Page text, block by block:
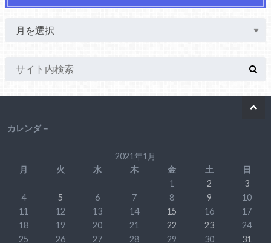
カレンダ－
2021年1月
月
火 水 木 金 土
日
1
2
3
4
5 6 7 8 9
10
11
12 13 14 15 16
17
18
19 20 21 22 23
24
25
26 27 28 29 30
31